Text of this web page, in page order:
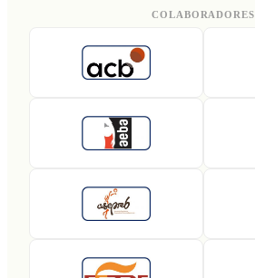
COLABORADORES